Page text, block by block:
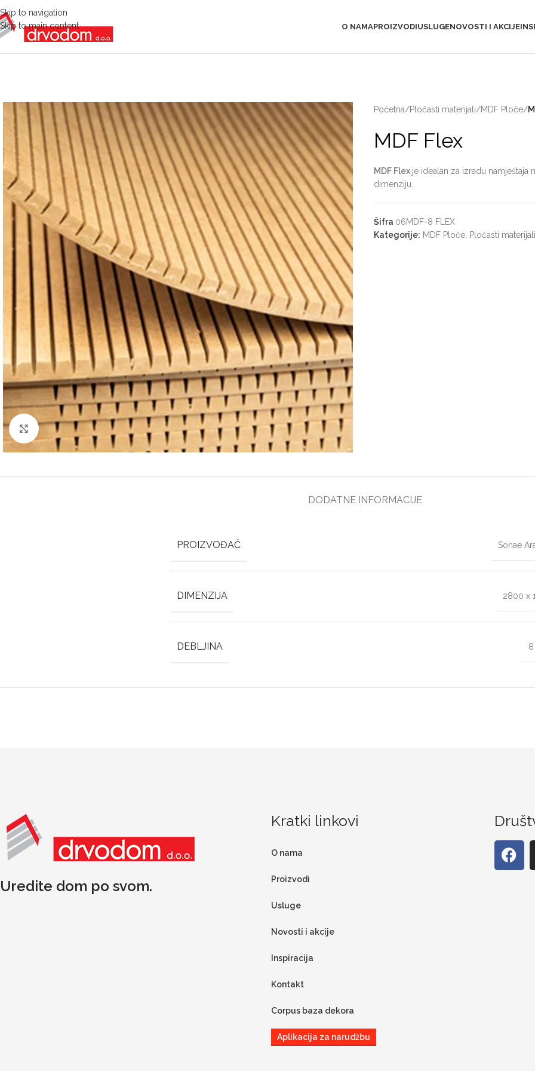
Skip to navigation
Skip to main content
O NAMAPROIZVODIUSLUGENOVOSTI I AKCIJE
Click to enlarge
Početna/Pločasti materijali/MDF Ploče/
MDF Flex
MDF Flex je idealan za izradu namještaja
dimenziju.
Šifra 06MDF-8 FLEX
Kategorije: MDF Ploče, Pločasti materijali
DODATNE INFORMACIJE
PROIZVOĐAČ Sonae
DIMENZIJA 2800 x
DEBLJINA
Uredite dom po svom.
Kratki linkovi
O nama
Proizvodi
Usluge
Novosti i akcije
Inspiracija
Kontakt
Corpus baza dekora
Aplikacija za narudžbu